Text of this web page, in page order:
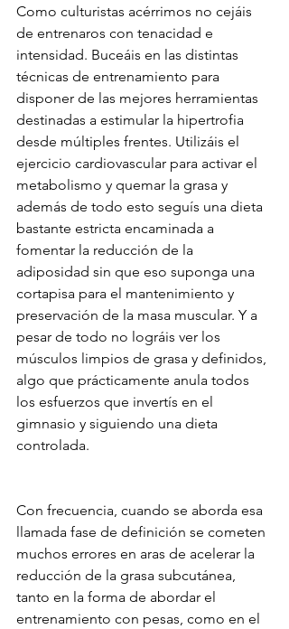
Como culturistas acérrimos no cejáis
de entrenaros con tenacidad e
intensidad. Buceáis en las distintas
técnicas de entrenamiento para
disponer de las mejores herramientas
destinadas a estimular la hipertrofia
desde múltiples frentes. Utilizáis el
ejercicio cardiovascular para activar el
metabolismo y quemar la grasa y
además de todo esto seguís una dieta
bastante estricta encaminada a
fomentar la reducción de la
adiposidad sin que eso suponga una
cortapisa para el mantenimiento y
preservación de la masa muscular. Y a
pesar de todo no lográis ver los
músculos limpios de grasa y definidos,
algo que prácticamente anula todos
los esfuerzos que invertís en el
gimnasio y siguiendo una dieta
controlada.
Con frecuencia, cuando se aborda esa
llamada fase de definición se cometen
muchos errores en aras de acelerar la
reducción de la grasa subcutánea,
tanto en la forma de abordar el
entrenamiento con pesas, como en el